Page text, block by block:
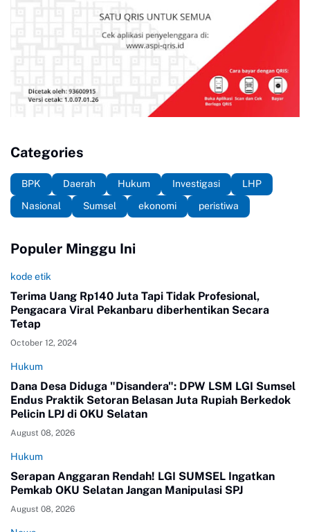
Categories
BPK Daerah Hukum Investigasi
LHP
Nasional
Sumsel ekonomi peristiwa
Populer Minggu Ini
kode etik
Terima Uang Rp140 Juta Tapi Tidak Profesional,
Pengacara Viral Pekanbaru diberhentikan Secara
Tetap
October 12, 2024
Hukum
Dana Desa Diduga "Disandera": DPW LSM LGI Sumsel
Endus Praktik Setoran Belasan Juta Rupiah Berkedok
Pelicin LPJ di OKU Selatan
August 08, 2026
Hukum
Serapan Anggaran Rendah! LGI SUMSEL Ingatkan
Pemkab OKU Selatan Jangan Manipulasi SPJ
August 08, 2026